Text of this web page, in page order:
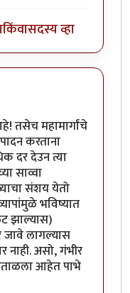
किंवासदस्य व्हा
तसेच महामार्गांचे
करताना
दर देउन त्या
साव्वा
संशय येतो
भविष्यात
झाल्यास)
जावे लागल्यास
नाही. असो, गंभीर
आहेत पाभे